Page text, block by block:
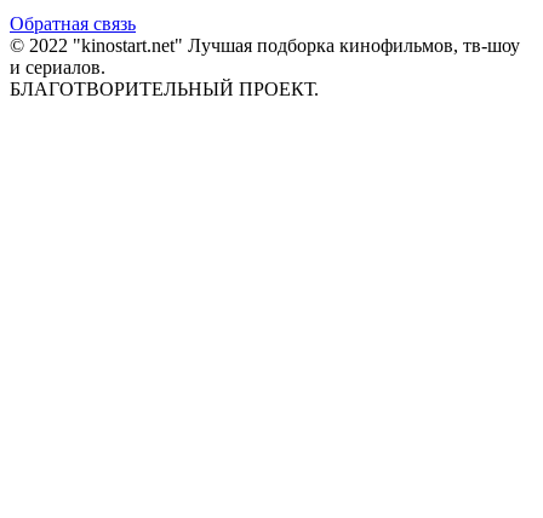
Обратная связь
© 2022 "kinostart.net" Лучшая подборка кинофильмов, тв-шоу
и сериалов.
БЛАГОТВОРИТЕЛЬНЫЙ ПРОЕКТ.